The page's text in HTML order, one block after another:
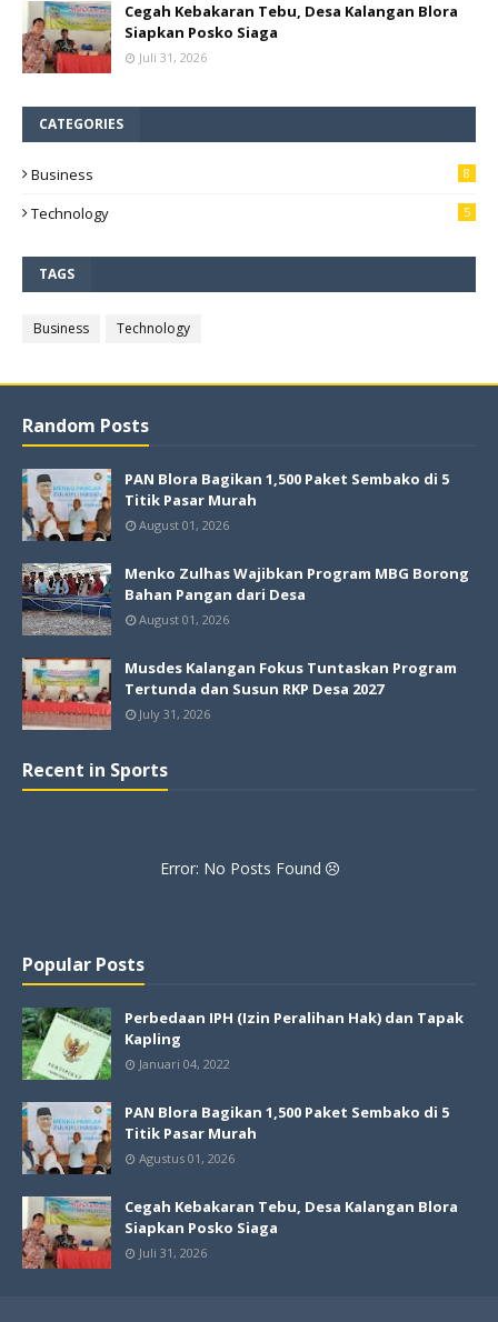
Cegah Kebakaran Tebu, Desa Kalangan Blora
Siapkan Posko Siaga
Juli 31, 2026
CATEGORIES
Business 8
Technology 5
TAGS
Business Technology
Random Posts
PAN Blora Bagikan 1,500 Paket Sembako di 5
Titik Pasar Murah
August 01, 2026
Menko Zulhas Wajibkan Program MBG Borong
Bahan Pangan dari Desa
August 01, 2026
Musdes Kalangan Fokus Tuntaskan Program
Tertunda dan Susun RKP Desa 2027
July 31, 2026
Recent in Sports
Error: No Posts Found
Popular Posts
Perbedaan IPH (Izin Peralihan Hak) dan Tapak
Kapling
Januari 04, 2022
PAN Blora Bagikan 1,500 Paket Sembako di 5
Titik Pasar Murah
Agustus 01, 2026
Cegah Kebakaran Tebu, Desa Kalangan Blora
Siapkan Posko Siaga
Juli 31, 2026